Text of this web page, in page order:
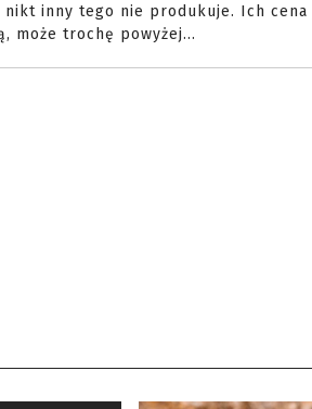
inny tego nie produkuje. Ich cena
może trochę powyżej...